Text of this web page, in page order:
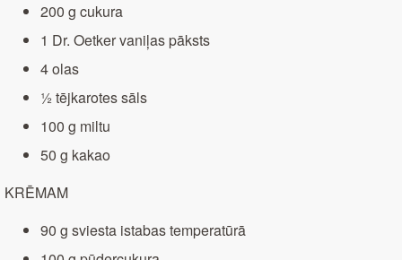
200 g cukura
1 Dr. Oetker vaniļas pāksts
4 olas
½ tējkarotes sāls
100 g miltu
50 g kakao
KRĒMAM
90 g sviesta istabas temperatūrā